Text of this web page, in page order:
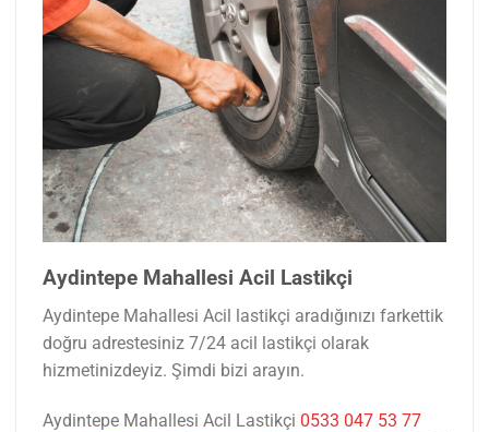
Aydintepe Mahallesi Acil Lastikçi
Aydintepe Mahallesi Acil lastikçi aradığınızı farkettik
doğru adrestesiniz 7/24 acil lastikçi olarak
hizmetinizdeyiz. Şimdi bizi arayın.
Aydintepe Mahallesi Acil Lastikçi 0533 047 53 77